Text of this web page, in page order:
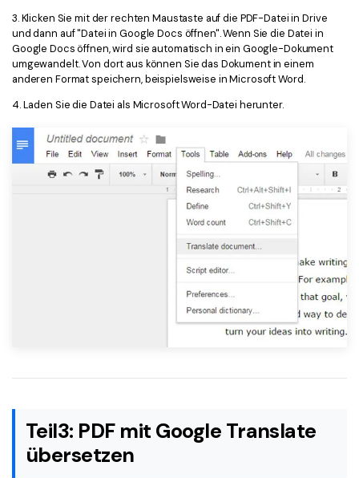
3. Klicken Sie mit der rechten Maustaste auf die PDF-Datei in Drive
und dann auf "Datei in Google Docs öffnen". Wenn Sie die Datei in
Google Docs öffnen, wird sie automatisch in ein Google-Dokument
umgewandelt. Von dort aus können Sie das Dokument in einem
anderen Format speichern, beispielsweise in Microsoft Word.
4. Laden Sie die Datei als Microsoft Word-Datei herunter.
Teil3: PDF mit Google Translate
übersetzen